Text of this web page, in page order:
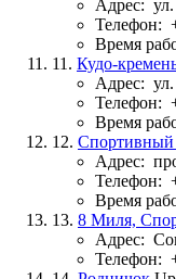
Адрес:
Телефон:
Время
11. Кудо-
Адрес:
Телефон:
Время
12. Спортивный
Адрес:
Телефон:
Время
13. 8 Миля,
Адрес:
Телефон: